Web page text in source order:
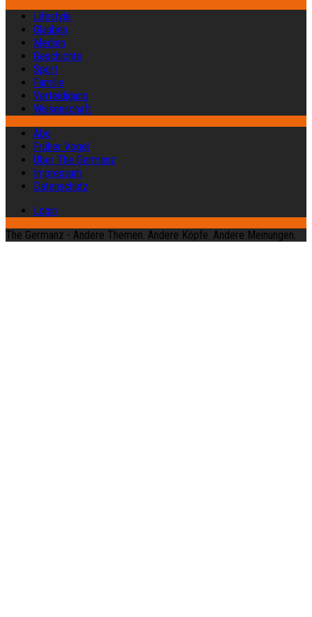
Lifestyle
Glauben
Medien
Geschichte
Sport
Familie
Verteidigung
Wissenschaft
Abo
Früher Vogel
Über The Germanz
Impressum
Datenschutz
Login
The Germanz - Andere Themen. Andere Köpfe. Andere Meinungen.